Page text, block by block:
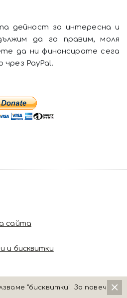
дейност за интересна и
да го правим, моля
да ни финансирате сега
чрез PayPal.
сайта
и бисквитки
"бисквитки". За повече